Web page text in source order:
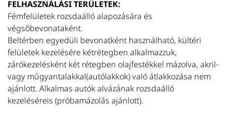
FELHASZNÁLÁSI TERÜLETEK:
Fémfelületek rozsdaálló alapozására és
végsőbevonataként.
Beltérben egyedüli bevonatként használható, kültéri
felületek kezelésére kétrétegben alkalmazzuk,
zárókezelésként két rétegben olajfestékkel mázolva, akril-
vagy műgyantalakkal(autólakkok) való átlakkozása nem
ajánlott. Alkalmas autók alvázának rozsdaálló
kezeléséreis (próbamázolás ajánlott).